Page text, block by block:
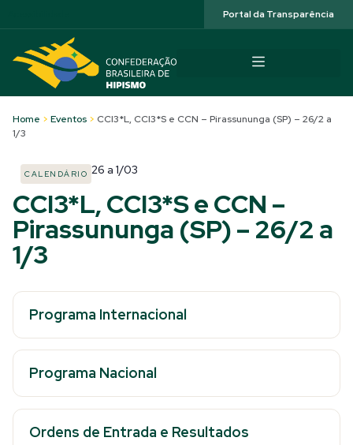
Portal da Transparência
Home > Eventos > CCI3*L, CCI3*S e CCN – Pirassununga (SP) – 26/2 a
1/3
CALENDÁRIO 26 a 1/03
CCI3*L, CCI3*S e CCN –
Pirassununga (SP) – 26/2 a
1/3
Programa Internacional
Programa Nacional
Ordens de Entrada e Resultados